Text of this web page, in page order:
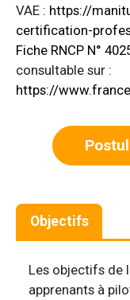
VAE : https://
certification-
Fiche RNCP N°
consultable sur :
https://
Les objectifs de
apprenants à
Objectifs